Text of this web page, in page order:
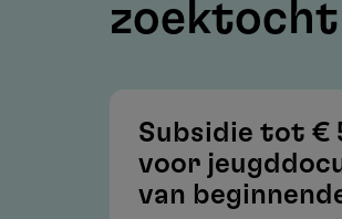
Makers die
steun
zoektocht
Subsidie tot €
voor
van